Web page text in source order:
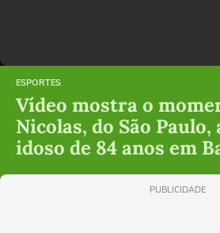
ESPORTES
Vídeo mostra o
Nicolas, do São
idoso de 84 anos em
PUBLICIDADE